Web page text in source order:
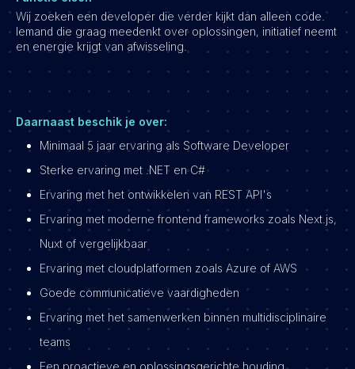
Wij zoeken een developer die verder kijkt dan alleen code.
Iemand die graag meedenkt over oplossingen, initiatief neemt
en energie krijgt van afwisseling.
Daarnaast beschik je over:
Minimaal 5 jaar ervaring als Software Developer
Sterke ervaring met .NET en C#
Ervaring met het ontwikkelen van REST API's
Ervaring met moderne frontend frameworks zoals Next.js,
Nuxt of vergelijkbaar
Ervaring met cloudplatformen zoals Azure of AWS
Goede communicatieve vaardigheden
Ervaring met het samenwerken binnen multidisciplinaire
teams
Een proactieve en oplossingsgerichte houding